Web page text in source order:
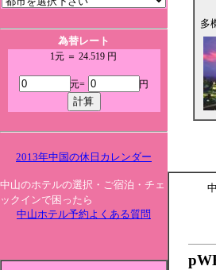
為替レート
1元 ＝ 24.519 円
元= 円
2013年中国の休日カレンダー
中山のホテルの選択・ご宿泊・チェ
ックインで困ったら
中山ホテル予約よくある質問
多